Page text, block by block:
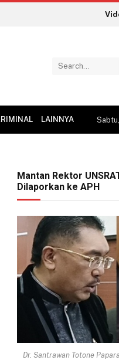
LAINNYA
Mantan Rektor
Dilaporkan ke APH
Dr. Santrawan Totone